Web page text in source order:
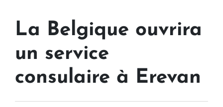
La Belgique ouvrira
un service
consulaire à Erevan